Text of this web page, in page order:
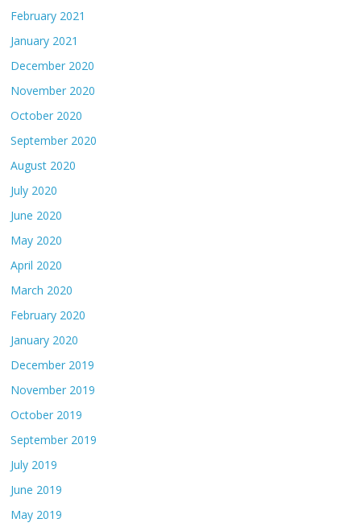
February 2021
January 2021
December 2020
November 2020
October 2020
September 2020
August 2020
July 2020
June 2020
May 2020
April 2020
March 2020
February 2020
January 2020
December 2019
November 2019
October 2019
September 2019
July 2019
June 2019
May 2019